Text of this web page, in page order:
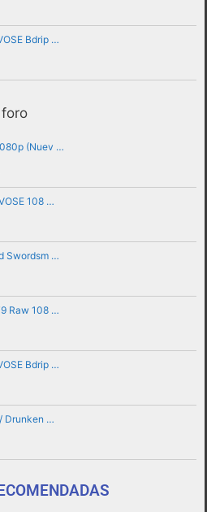
al insulto.
apología de la violencia, ni
ni mostrando insignias,
que puedan
foros discusiones a nivel
usuarios.Estas deben ser
privado y no haciendo
de personas del foro.
público en el foro la
personales de ningún
su consentimiento, como por
de email, ip’s externas,
foros mensajes repetitivos
web, escribir con letras
a gritar, si no es esa su
que lo evite.
que altere el buen
del foro mediante reiteradas
a los moderadores y/o a la
o las normas de uso del foro
Bdrip …
(Nuev …
108 …
Swordsm …
Raw 108 …
Bdrip …
Drunken …